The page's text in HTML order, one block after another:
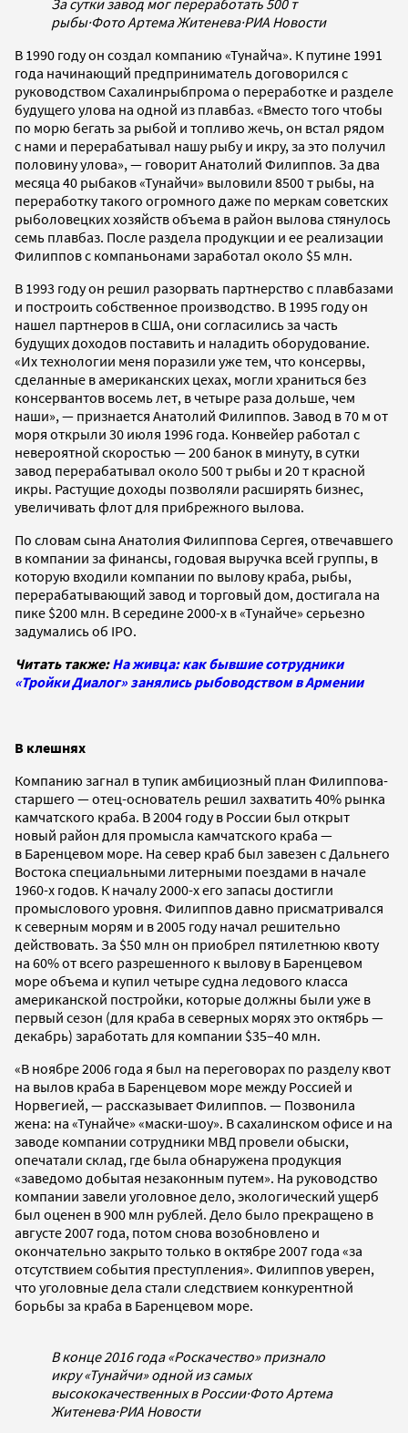
рыбы·Фото Артема Житенева·РИА Новости
В 1990 году он создал компанию «Тунайча». К путине 1991
года начинающий предприниматель договорился с
руководством Сахалинрыбпрома о переработке и разделе
будущего улова на одной из плавбаз. «Вместо того чтобы
по морю бегать за рыбой и топливо жечь, он встал рядом
с нами и перерабатывал нашу рыбу и икру, за это получил
половину улова», — говорит Анатолий Филиппов. За два
месяца 40 рыбаков «Тунайчи» выловили 8500 т рыбы, на
переработку такого огромного даже по меркам советских
рыболовецких хозяйств объема в район вылова стянулось
семь плавбаз. После раздела продукции и ее реализации
Филиппов с компаньонами заработал около $5 млн.
В 1993 году он решил разорвать партнерство с плавбазами
и построить собственное производство. В 1995 году он
нашел партнеров в США, они согласились за часть
будущих доходов поставить и наладить оборудование.
«Их технологии меня поразили уже тем, что консервы,
сделанные в американских цехах, могли храниться без
консервантов восемь лет, в четыре раза дольше, чем
наши», — признается Анатолий Филиппов. Завод в 70 м от
моря открыли 30 июля 1996 года. Конвейер работал с
невероятной скоростью — 200 банок в минуту, в сутки
завод перерабатывал около 500 т рыбы и 20 т красной
икры. Растущие доходы позволяли расширять бизнес,
увеличивать флот для прибрежного вылова.
По словам сына Анатолия Филиппова Сергея, отвечавшего
в компании за финансы, годовая выручка всей группы, в
которую входили компании по вылову краба, рыбы,
перерабатывающий завод и торговый дом, достигала на
пике $200 млн. В середине 2000-х в «Тунайче» серьезно
задумались об IPO.
Читать также:На живца: как бывшие сотрудники
«Тройки Диалог» занялись рыбоводством в Армении
В клешнях
Компанию загнал в тупик амбициозный план Филиппова-
старшего — отец-основатель решил захватить 40% рынка
камчатского краба. В 2004 году в России был открыт
новый район для промысла камчатского краба —
в Баренцевом море. На север краб был завезен с Дальнего
Востока специальными литерными поездами в начале
1960-х годов. К началу 2000-х его запасы достигли
промыслового уровня. Филиппов давно присматривался
к северным морям и в 2005 году начал решительно
действовать. За $50 млн он приобрел пятилетнюю квоту
на 60% от всего разрешенного к вылову в Баренцевом
море объема и купил четыре судна ледового класса
американской постройки, которые должны были уже в
первый сезон (для краба в северных морях это октябрь —
декабрь) заработать для компании $35–40 млн.
«В ноябре 2006 года я был на переговорах по разделу квот
на вылов краба в Баренцевом море между Россией и
Норвегией, — рассказывает Филиппов. — Позвонила
жена: на «Тунайче» «маски-шоу». В сахалинском офисе и на
заводе компании сотрудники МВД провели обыски,
опечатали склад, где была обнаружена продукция
«заведомо добытая незаконным путем». На руководство
компании завели уголовное дело, экологический ущерб
был оценен в 900 млн рублей. Дело было прекращено в
августе 2007 года, потом снова возобновлено и
окончательно закрыто только в октябре 2007 года «за
отсутствием события преступления». Филиппов уверен,
что уголовные дела стали следствием конкурентной
борьбы за краба в Баренцевом море.
В конце 2016 года «Роскачество» признало
икру «Тунайчи» одной из самых
высококачественных в России·Фото Артема
Житенева·РИА Новости